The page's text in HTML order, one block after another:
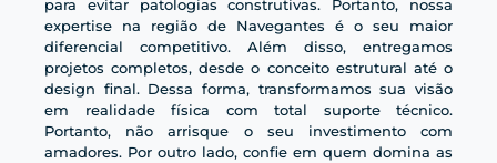
para evitar patologias construtivas. Portanto, nossa
expertise na região de Navegantes é o seu maior
diferencial competitivo. Além disso, entregamos
projetos completos, desde o conceito estrutural até o
design final. Dessa forma, transformamos sua visão
em realidade física com total suporte técnico.
Portanto, não arrisque o seu investimento com
amadores. Por outro lado, confie em quem domina as